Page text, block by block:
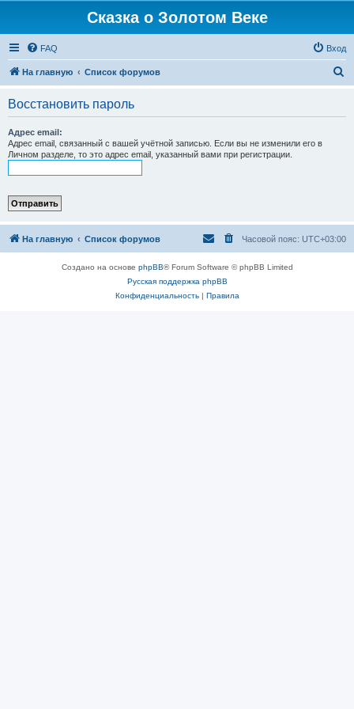
Сказка о Золотом Веке
FAQ Вход
На главную Список форумов
Восстановить пароль
Адрес email:
Адрес email, связанный с вашей учётной записью. Если вы не изменили его в
Личном разделе, то это адрес email, указанный вами при регистрации.
На главную Список форумов Часовой пояс: UTC+03:00
Создано на основе phpBB® Forum Software © phpBB Limited
Русская поддержка phpBB
Конфиденциальность| Правила